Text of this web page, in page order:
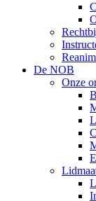
De NOB
Onze